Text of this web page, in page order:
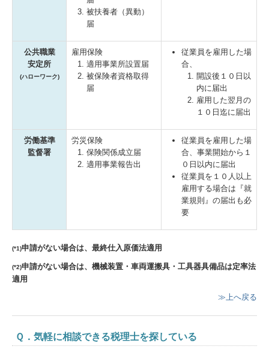
被扶養者（異動）
届
公共職業
安定所
(ハローワーク)
雇用保険
適用事業所設置届
被保険者資格取得
届
従業員を雇用した場
合、
開設後１０日以
内に届出
雇用した翌月の
１０日迄に届出
労働基準
監督署
労災保険
保険関係成立届
適用事業報告出
従業員を雇用した場
合、事業開始から１
０日以内に届出
従業員を１０人以上
雇用する場合は『就
業規則』の届出も必
要
(*1)申請がない場合は、最終仕入原価法適用
(*2)申請がない場合は、機械装置・車両運搬具・工具器具備品は定率法
適用
≫上へ戻る
Ｑ．気軽に相談できる税理士を探している